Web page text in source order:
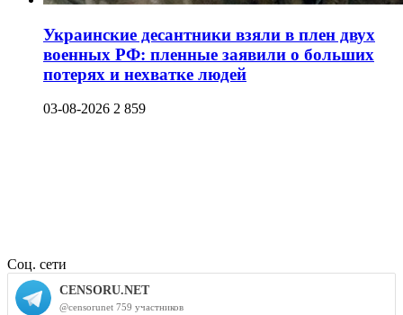
Украинские десантники взяли в плен двух
военных РФ: пленные заявили о больших
потерях и нехватке людей
03-08-2026 2 859
Соц. сети